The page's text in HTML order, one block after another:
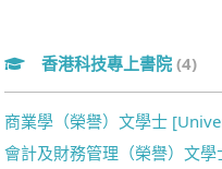
香港科技專上書院 (4)
商業學（榮譽）文學士
會計及財務管理（榮譽）文